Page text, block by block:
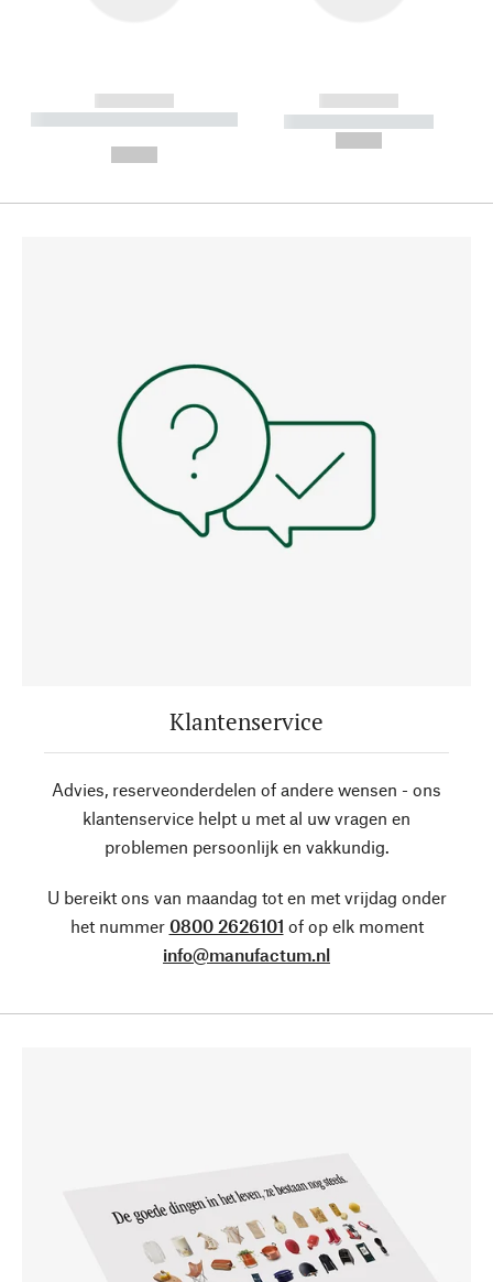
------------
----------- ----------- --------
------------
----------- -----------
Klantenservice
Advies, reserveonderdelen of andere wensen - ons
klantenservice helpt u met al uw vragen en
problemen persoonlijk en vakkundig.
U bereikt ons van maandag tot en met vrijdag onder
het nummer 0800 2626101 of op elk moment
info@manufactum.nl